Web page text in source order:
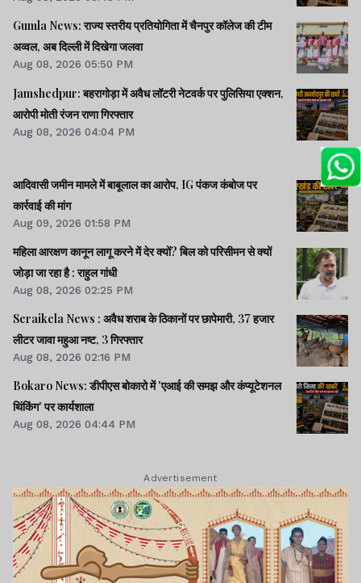
Gumla News: राज्य स्तरीय प्रतियोगिता में चैनपुर कॉलेज की टीम
अव्वल, अब दिल्ली में दिखेगा जलवा
Aug 08, 2026 05:50 PM
Jamshedpur: बहरागोड़ा में अवैध लॉटरी नेटवर्क पर पुलिसिया एक्शन,
आरोपी मोती रंजन राणा गिरफ्तार
Aug 08, 2026 04:04 PM
आदिवासी जमीन मामले में बाबूलाल का आरोप, IG पंकज कंबोज पर
कार्रवाई की मांग
Aug 09, 2026 01:58 PM
महिला आरक्षण कानून लागू करने में देर क्यों? बिल को परिसीमन से क्यों
जोड़ा जा रहा है : राहुल गांधी
Aug 08, 2026 02:25 PM
Seraikela News : अवैध शराब के ठिकानों पर छापेमारी, 37 हजार
लीटर जावा महुआ नष्ट, 3 गिरफ्तार
Aug 08, 2026 02:16 PM
Bokaro News: डीपीएस बोकारो में 'एआई की समझ और कंप्यूटेशनल
थिंकिंग' पर कार्यशाला
Aug 08, 2026 04:44 PM
Advertisement